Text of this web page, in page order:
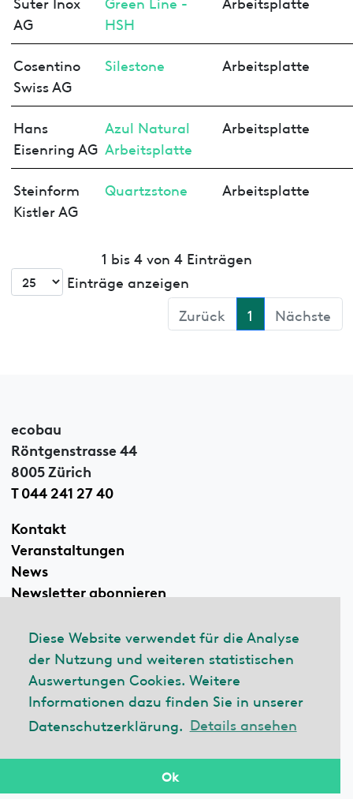
Diese Website verwendet für die Analyse
der Nutzung und weiteren statistischen
Auswertungen Cookies. Weitere
Informationen dazu finden Sie in unserer
Datenschutzerklärung. Details ansehen
Ok
AG
HSH
Cosentino
Swiss AG
Silestone Arbeitsplatte
Hans
Eisenring AG
Azul Natural
Arbeitsplatte
Arbeitsplatte
Steinform
Kistler AG
Quartzstone Arbeitsplatte
1 bis 4 von 4 Einträgen
Einträge anzeigen
Zurück
1 Nächste
ecobau
Röntgenstrasse 44
8005 Zürich
T 044 241 27 40
Kontakt
Veranstaltungen
News
Newsletter abonnieren
Linkedin
© 2026 ecobau
Impressum